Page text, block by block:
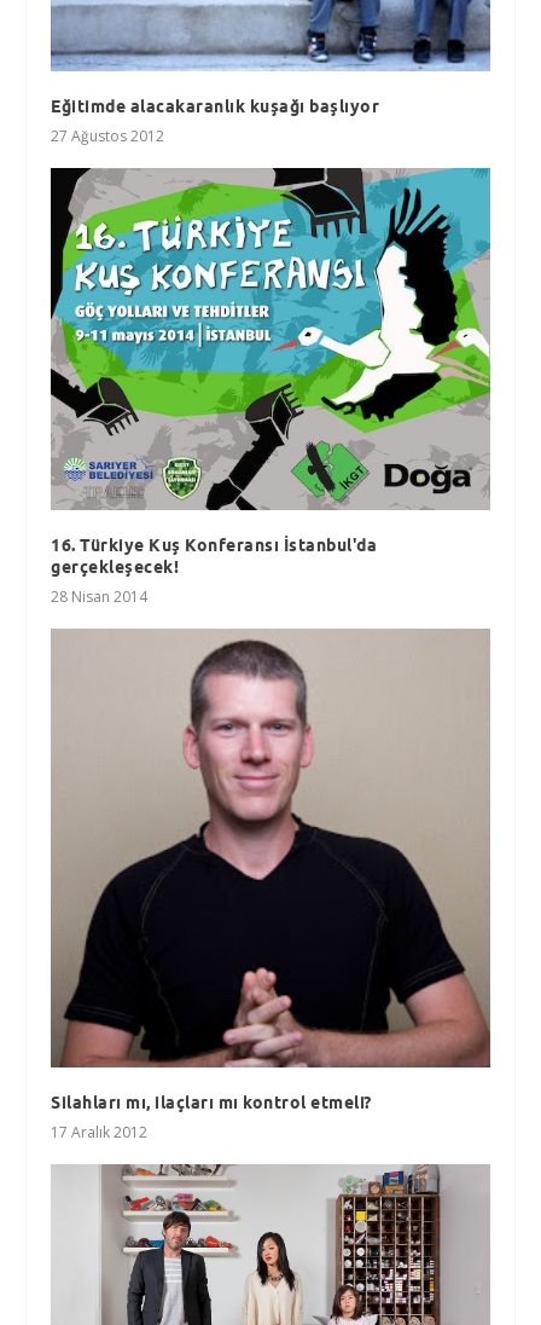
Eğitimde alacakaranlık kuşağı başlıyor
27 Ağustos 2012
16. Türkiye Kuş Konferansı İstanbul'da
gerçekleşecek!
28 Nisan 2014
Silahları mı, ilaçları mı kontrol etmeli?
17 Aralık 2012